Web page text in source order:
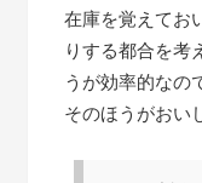
在庫を覚えてお
りする都合を考
うが効率的なの
そのほうがおい